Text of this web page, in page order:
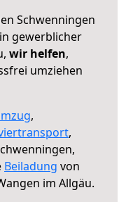
Schwenningen
gewerblicher
wir helfen,
umziehen
,
,
Beiladung von
im Allgäu.